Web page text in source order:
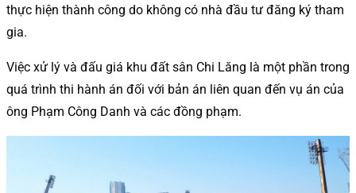
thực hiện thành công do không có nhà đầu tư đăng ký tham
gia.
Việc xử lý và đấu giá khu đất sân Chi Lăng là một phần trong
quá trình thi hành án đối với bản án liên quan đến vụ án của
ông Phạm Công Danh và các đồng phạm.